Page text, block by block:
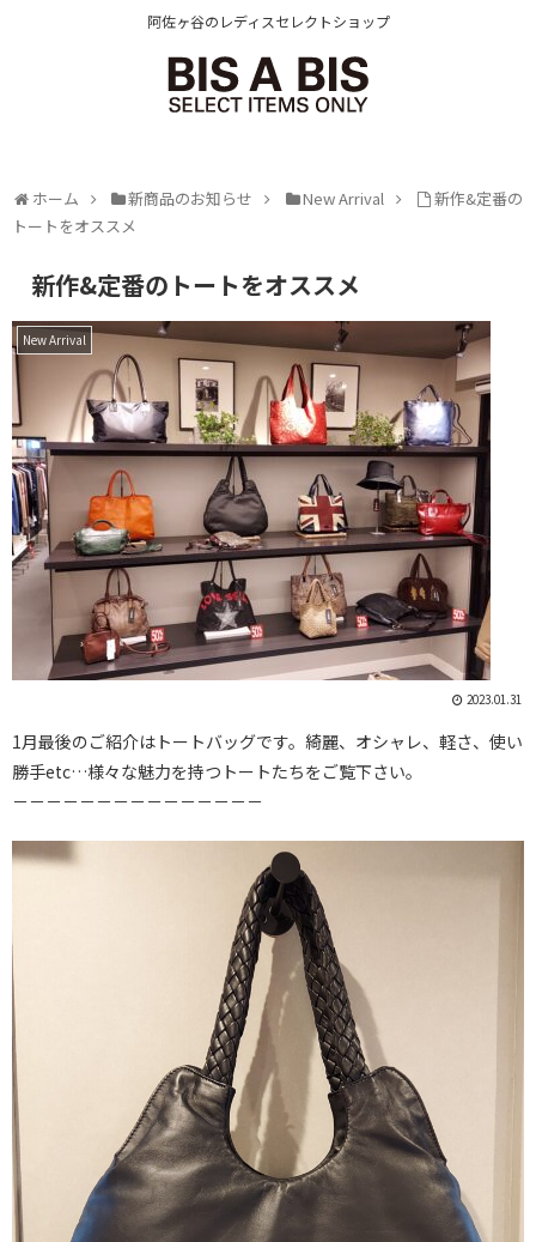
阿佐ヶ谷のレディスセレクトショップ
ホーム 新商品のお知らせ New Arrival
新作&定番の
トートをオススメ
新作&定番のトートをオススメ
New Arrival
2023.01.31
1月最後のご紹介はトートバッグです。綺麗、オシャレ、軽さ、使い
勝手etc…様々な魅力を持つトートたちをご覧下さい。
－－－－－－－－－－－－－－－